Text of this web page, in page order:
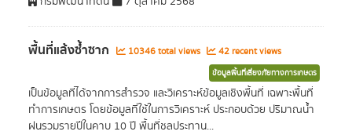
พื้นที่แล้งซ้ำซาก 10346 total views 42 recent views
ข้อมูลพื้นที่เสี่ยงภัยทางการเกษตร
เป็นข้อมูลที่ได้จากการสำรวจ และวิเคราะห์ข้อมูลเชิงพื้นที่ เฉพาะพื้นที่
ทำการเกษตร โดยข้อมูลที่ใช้ในการวิเคราะห์ ประกอบด้วย ปริมาณน้ำ
ฝนรวมรายปีในคาบ 10 ปี พื้นที่ชลประทาน...